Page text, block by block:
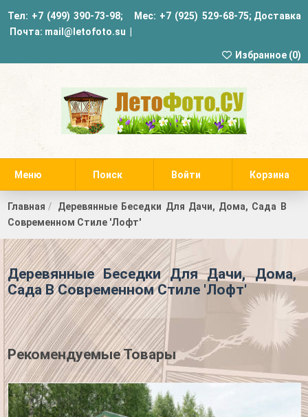
Тел: +7 (499) 390-73-98; Мес: +7 (925) 529-68-75;
Почта: mail@letofoto.su
Доставка
Избранное (0)
Меню Поиск Войти Корзина
Главная
Деревянные Беседки Для Дачи, Дома, Сада В
Современном Стиле 'Лофт'
Деревянные Беседки Для Дачи, Дома,
Сада В Современном Стиле 'Лофт'
Рекомендуемые Товары